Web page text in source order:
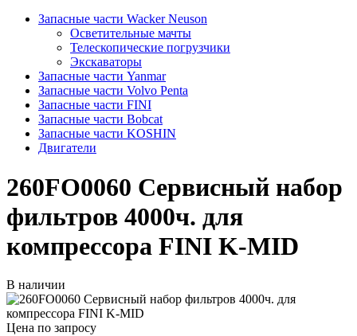
Запасные части Wacker Neuson
Осветительные мачты
Телескопические погрузчики
Экскаваторы
Запасные части Yanmar
Запасные части Volvo Penta
Запасные части FINI
Запасные части Bobcat
Запасные части KOSHIN
Двигатели
260FO0060 Сервисный набор
фильтров 4000ч. для
компрессора FINI K-MID
В наличии
Цена по запросу